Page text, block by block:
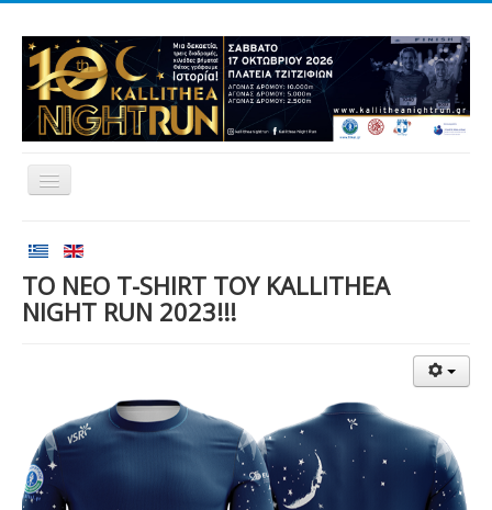
Εθελοντισμός
Αποτελέσματα
Νέα
Χορηγοί
ΤΟ ΝΕΟ T-SHIRT ΤΟΥ KALLITHEA
NIGHT RUN 2023!!!